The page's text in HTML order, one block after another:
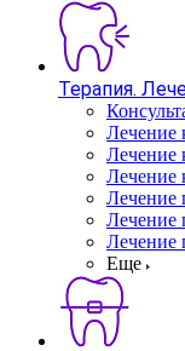
Терапия.
Лечение
Лечение
Лечение
Лечение
Лечение
Лечение
Еще